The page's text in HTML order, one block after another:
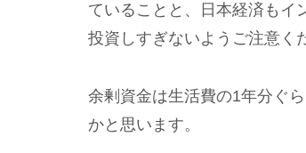
ていることと、日本経済もイ
投資しすぎないようご注意く
余剰資金は生活費の1年分ぐ
かと思います。